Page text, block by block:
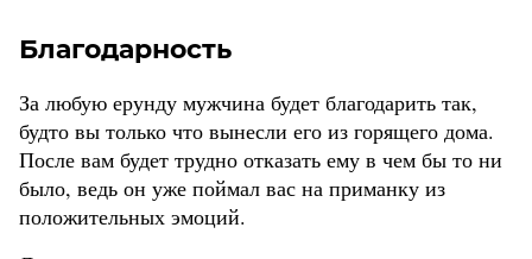
Благодарность
За любую ерунду мужчина будет благодарить так,
будто вы только что вынесли его из горящего дома.
После вам будет трудно отказать ему в чем бы то ни
было, ведь он уже поймал вас на приманку из
положительных эмоций.